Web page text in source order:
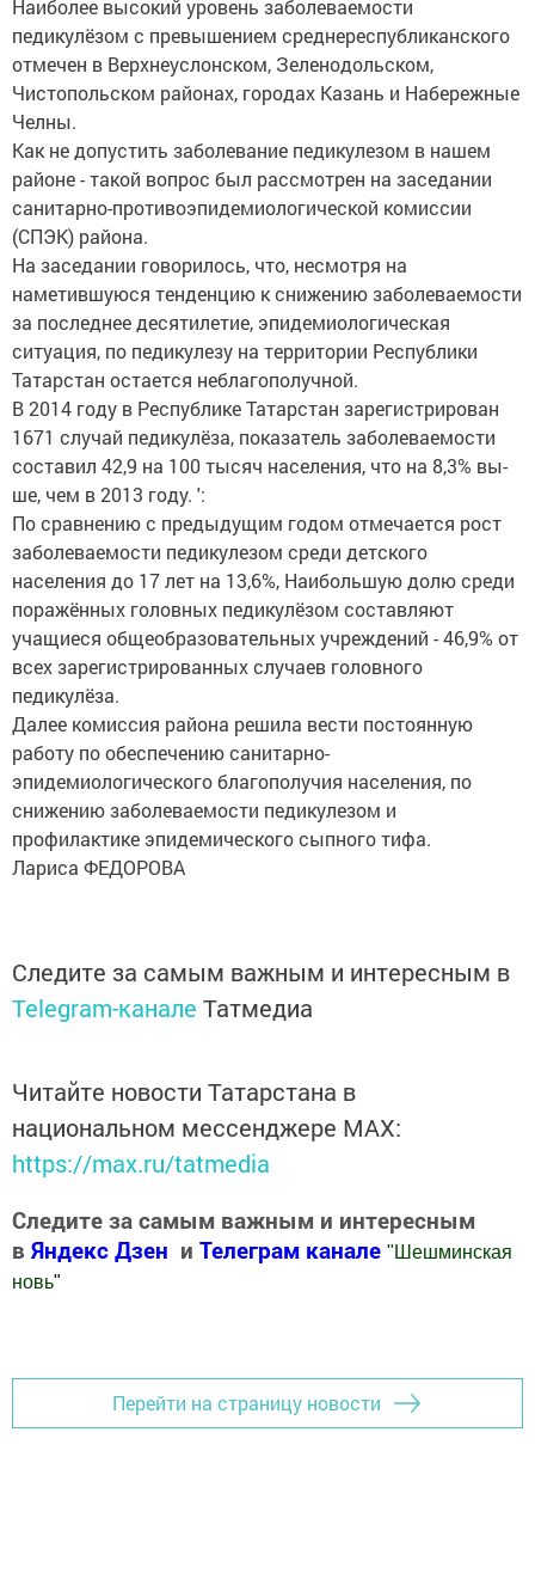
Наиболее высокий уровень заболеваемости
педикулёзом с превышением среднереспубликанского
отмечен в Верхнеуслонском, Зеленодольском,
Чистопольском районах, городах Казань и Набережные
Челны.
Как не допустить заболевание педикулезом в нашем
районе - такой вопрос был рассмотрен на заседании
санитарно-противоэпидемиологической комиссии
(СПЭК) района.
На заседании говорилось, что, несмотря на
наметившуюся тенденцию к снижению заболеваемости
за по­следнее десятилетие, эпидемиологическая
ситуация, по педикулезу на территории Республики
Татарстан остается неблагополучной.
В 2014 году в Республике Татарстан зарегистрирован
1671 случай педикулёза, показатель заболеваемости
составил 42,9 на 100 тысяч населения, что на 8,3% вы­
ше, чем в 2013 году. ':
По сравнению с предыдущим годом отмечается рост
заболеваемости педику­лезом среди детского
населения до 17 лет на 13,6%, Наибольшую долю среди
по­ражённых головных педикулёзом составляют
учащиеся общеобразовательных учреждений - 46,9% от
всех зарегистрированных случаев головного
педикулёза.
Далее комиссия района решила вести постоянную
работу по обеспечению санитарно-
эпидемиологического благополучия населения, по
снижению заболеваемости педикулезом и
профилактике эпидемического сыпного тифа.
Лариса ФЕДОРОВА
Следите за самым важным и интересным в
Telegram-канале Татмедиа
Читайте новости Татарстана в
национальном мессенджере MАХ:
https://max.ru/tatmedia
Следите за самым важным и интересным
в Яндекс Дзен и Телеграм канале " Шешминская
новь"
Перейти на страницу новости